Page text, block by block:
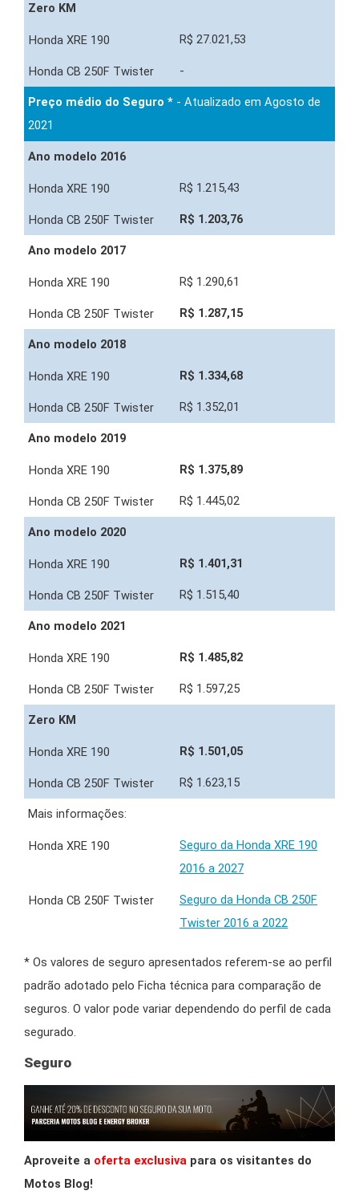
Zero KM
R$ 27.021,53
-
Preço médio do Seguro * - Atualizado em Agosto de
2021
Ano modelo 2016
R$ 1.215,43
R$ 1.203,76
Ano modelo 2017
R$ 1.290,61
R$ 1.287,15
Ano modelo 2018
R$ 1.334,68
R$ 1.352,01
Ano modelo 2019
R$ 1.375,89
R$ 1.445,02
Ano modelo 2020
R$ 1.401,31
R$ 1.515,40
Ano modelo 2021
R$ 1.485,82
R$ 1.597,25
Zero KM
R$ 1.501,05
R$ 1.623,15
Mais informações:
Seguro da Honda XRE 190
2016 a 2027
Seguro da Honda CB 250F
Twister 2016 a 2022
* Os valores de seguro apresentados referem-se ao perfil
padrão adotado pelo Ficha técnica para comparação de
seguros. O valor pode variar dependendo do perfil de cada
segurado.
Seguro
Aproveite a oferta exclusiva para os visitantes do
Motos Blog!